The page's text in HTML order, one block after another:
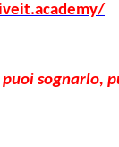
puoi sognarlo,